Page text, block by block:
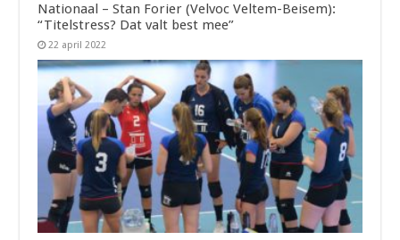
Nationaal – Stan Forier (Velvoc Veltem-Beisem):
“Titelstress? Dat valt best mee”
22 april 2022